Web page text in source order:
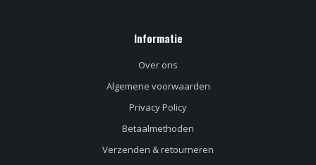
Informatie
Over ons
Algemene voorwaarden
Privacy Policy
Betaalmethoden
Verzenden & retourneren